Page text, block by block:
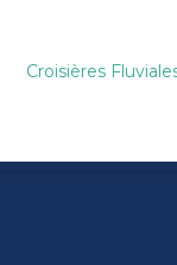
Croisières